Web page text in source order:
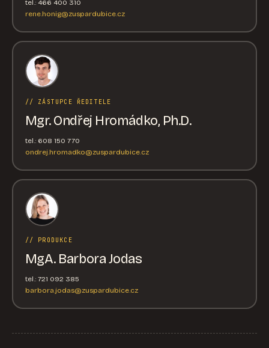
tel.: 466 400 310
rene.honig@zuspardubice.cz
// ZÁSTUPCE ŘEDITELE
Mgr. Ondřej Hromádko, Ph.D.
tel.: 608 150 770
ondrej.hromadko@zuspardubice.cz
// PRODUKCE
MgA. Barbora Jodas
tel.: 721 092 385
barbora.jodas@zuspardubice.cz